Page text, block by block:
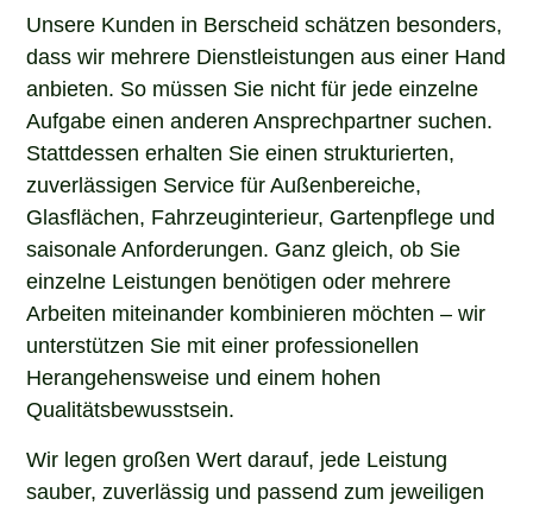
Unsere Kunden in Berscheid schätzen besonders,
dass wir mehrere Dienstleistungen aus einer Hand
anbieten. So müssen Sie nicht für jede einzelne
Aufgabe einen anderen Ansprechpartner suchen.
Stattdessen erhalten Sie einen strukturierten,
zuverlässigen Service für Außenbereiche,
Glasflächen, Fahrzeuginterieur, Gartenpflege und
saisonale Anforderungen. Ganz gleich, ob Sie
einzelne Leistungen benötigen oder mehrere
Arbeiten miteinander kombinieren möchten – wir
unterstützen Sie mit einer professionellen
Herangehensweise und einem hohen
Qualitätsbewusstsein.
Wir legen großen Wert darauf, jede Leistung
sauber, zuverlässig und passend zum jeweiligen